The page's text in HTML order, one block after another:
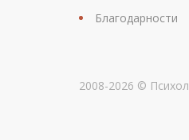
Благодарности
2008-2026 ©